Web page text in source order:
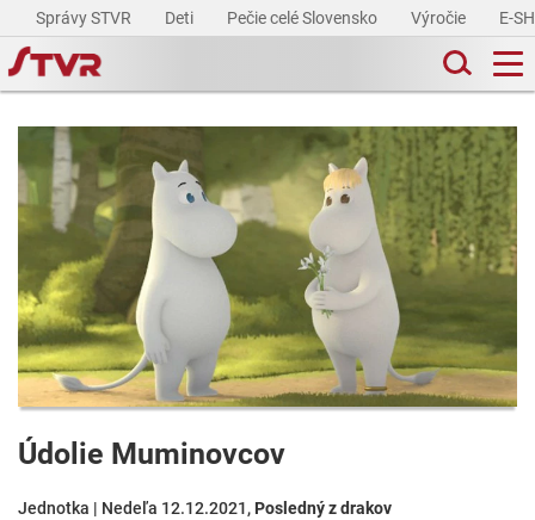
Správy STVR Deti Pečie celé Slovensko Výročie E-
Údolie Muminovcov
Jednotka | Nedeľa 12.12.2021, Posledný z drakov